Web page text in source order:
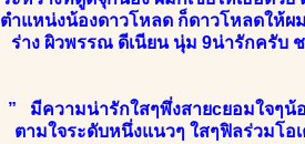
ตำแหน่งน้องดาวโหลด ก็ดาวโหลดให้ผ
ร่าง ผิวพรรณ ดีเนียน นุ่ม 9น่ารักครับ
” มีความน่ารักใสๆพึ่งสายcยอมใจๆน้
ตามใจระดับหนึ่งแนวๆ ใสๆฟิลร่วมโอ